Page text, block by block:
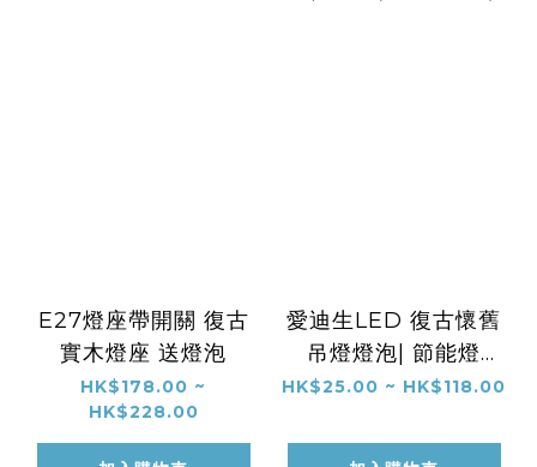
E27燈座帶開關 復古
實木燈座 送燈泡
HK$178.00 ~
HK$228.00
愛迪生LED 復古懷舊
吊燈燈泡| 節能燈
(E14/E27螺口 )
HK$25.00 ~ HK$118.00